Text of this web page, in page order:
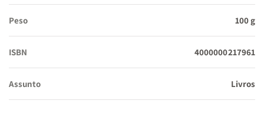
Peso 100 g
ISBN 4000000217961
Assunto Livros